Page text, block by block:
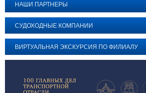
НАШИ ПАРТНЕРЫ
СУДОХОДНЫЕ КОМПАНИИ
ВИРТУАЛЬНАЯ ЭКСКУРСИЯ ПО ФИЛИАЛУ